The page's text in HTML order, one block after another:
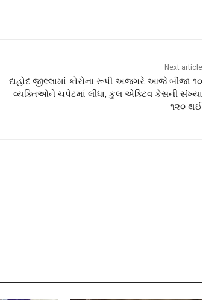
Next article
દાહોદ જીલ્લામાં કોરોના રૂપી અજગરે આજે બીજા ૧૦
વ્યક્તિઓને ચપેટમાં લીધા, કુલ એક્ટિવ કેસની સંખ્યા
૧૨૦ થઈ